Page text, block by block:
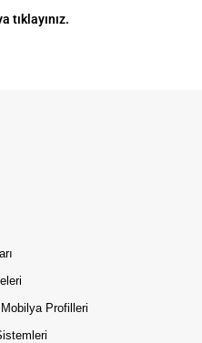
Profilleri
tıklayınız.